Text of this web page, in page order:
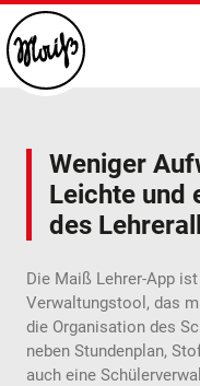
Weniger
Leichte und
des
Die Maiß Lehrer-App
Verwaltungstool, das
die Organisation des
neben Stundenplan,
auch eine